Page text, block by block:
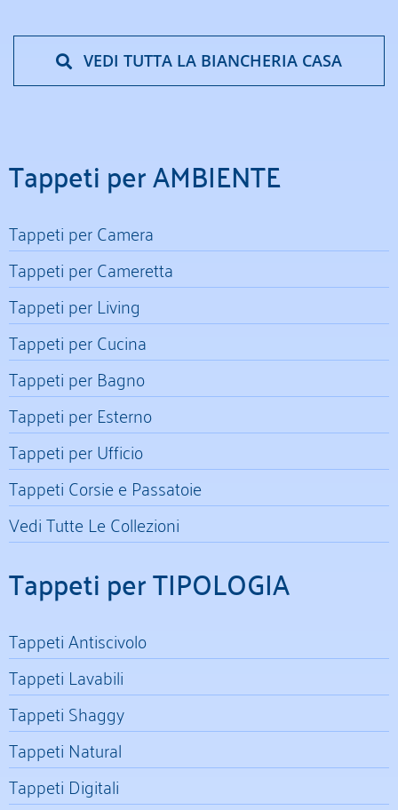
VEDI TUTTA LA BIANCHERIA CASA
Tappeti per AMBIENTE
Tappeti per Camera
Tappeti per Cameretta
Tappeti per Living
Tappeti per Cucina
Tappeti per Bagno
Tappeti per Esterno
Tappeti per Ufficio
Tappeti Corsie e Passatoie
Vedi Tutte Le Collezioni
Tappeti per TIPOLOGIA
Tappeti Antiscivolo
Tappeti Lavabili
Tappeti Shaggy
Tappeti Natural
Tappeti Digitali